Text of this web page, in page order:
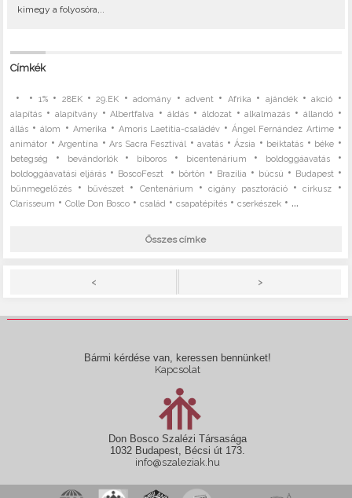
kimegy a folyosóra,..
Címkék
• • 1%• 28EK•29.EK •adomány •advent • Afrika • ajándék•akció •
alapítás • alapítvány•Albertfalva •áldás • áldozat •alkalmazás • állandó•
állás •álom • Amerika • Amoris Laetitia-családév •Ángel Fernández Artime•
animátor •Argentína •Ars Sacra Fesztivál •avatás •Ázsia • beiktatás • béke •
betegség • bevándorlók• bíboros • bicentenárium • boldoggáavatás•
boldoggáavatási eljárás • BoscoFeszt • börtön • Brazília • búcsú • Budapest •
bűnmegelőzés • bűvészet • Centenárium •cigány pasztoráció•cirkusz •
Clarisseum •Colle Don Bosco •család •csapatépítés •cserkészek • ...
Összes címke
< >
Bármi kérdése van, keressen bennünket!
Kapcsolat
Don Bosco Szalézi Társasága
1032 Budapest, Bécsi út 173.
info@szaleziak.hu